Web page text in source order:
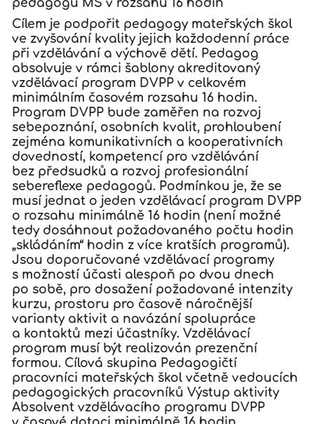
pedagogů MŠ v rozsahu 16 hodin
Cílem je podpořit pedagogy mateřských škol
ve zvyšování kvality jejich každodenní práce
při vzdělávání a výchově dětí. Pedagog
absolvuje v rámci šablony akreditovaný
vzdělávací program DVPP v celkovém
minimálním časovém rozsahu 16 hodin.
Program DVPP bude zaměřen na rozvoj
sebepoznání, osobních kvalit, prohloubení
zejména komunikativních a kooperativních
dovedností, kompetencí pro vzdělávání
bez předsudků a rozvoj profesionální
sebereflexe pedagogů. Podmínkou je, že se
musí jednat o jeden vzdělávací program DVPP
o rozsahu minimálně 16 hodin (není možné
tedy dosáhnout požadovaného počtu hodin
„skládáním“ hodin z více kratších programů).
Jsou doporučované vzdělávací programy
s možností účasti alespoň po dvou dnech
po sobě, pro dosažení požadované intenzity
kurzu, prostoru pro časově náročnější
varianty aktivit a navázání spolupráce
a kontaktů mezi účastníky. Vzdělávací
program musí být realizován prezenční
formou. Cílová skupina Pedagogičtí
pracovníci mateřských škol včetně vedoucích
pedagogických pracovníků Výstup aktivity
Absolvent vzdělávacího programu DVPP